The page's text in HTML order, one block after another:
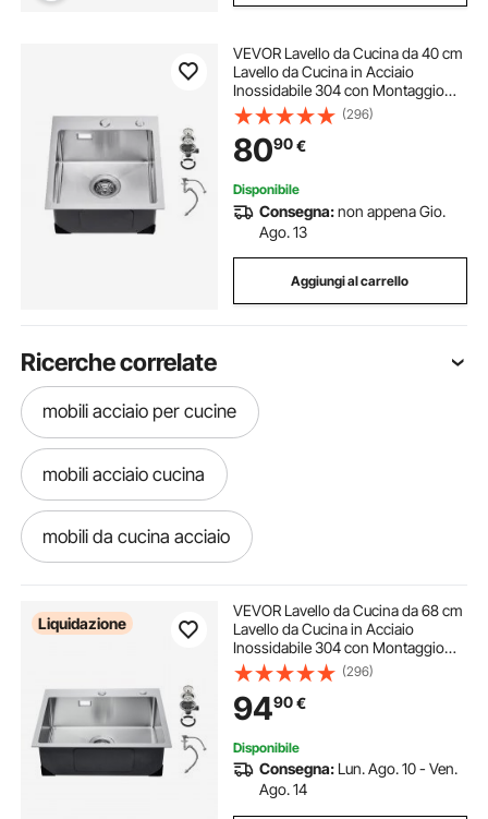
VEVOR Lavello da Cucina da 40 cm
Lavello da Cucina in Acciaio
Inossidabile 304 con Montaggio
dall'Alto, Vasca Singola da Incasso
in Stile Fattoria con Accessori,
Lavello Domestico per Lavanderia,
Bar
(296)
8090€
Disponibile
Consegna:non appena Gio.
Ago. 13
Aggiungi al carrello
Ricerche correlate
mobili acciaio per cucine
mobili acciaio cucina
mobili da cucina acciaio
mobili in acciaio per cucina
mobili da cucina in acciaio
mobili x cucina
Liquidazione
VEVOR Lavello da Cucina da 68 cm
Lavello da Cucina in Acciaio
Inossidabile 304 con Montaggio
dall'Alto, Vasca Singola da Incasso
in Stile Fattoria con Accessori,
Lavello Domestico per Lavanderia,
Bar
(296)
9490€
Disponibile
Consegna: Lun. Ago. 10 - Ven.
Ago. 14